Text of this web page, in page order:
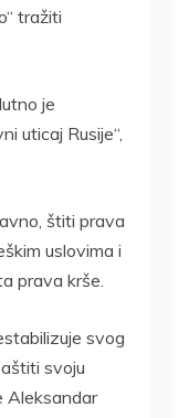
tražiti
je
uticaj Rusije“,
štiti prava
uslovima i
prava krše.
svog
svoju
Aleksandar